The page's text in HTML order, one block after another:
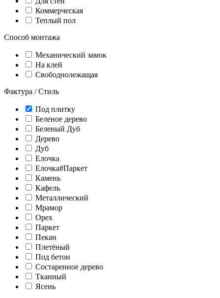
Коммерческая
Теплый пол
Способ монтажа
Механический замок
На клей
Свободнолежащая
Фактура / Стиль
Под плитку
Беленое дерево
Беленый Дуб
Дерево
Дуб
Елочка
Елочка#Паркет
Камень
Кафель
Металлический
Мрамор
Орех
Паркет
Пекан
Плетёный
Под бетон
Состаренное дерево
Тканный
Ясень